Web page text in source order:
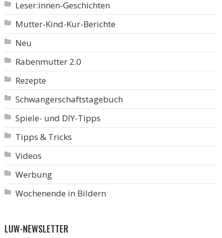
Leser:innen-Geschichten
Mutter-Kind-Kur-Berichte
Neu
Rabenmutter 2.0
Rezepte
Schwangerschaftstagebuch
Spiele- und DIY-Tipps
Tipps & Tricks
Videos
Werbung
Wochenende in Bildern
LUW-NEWSLETTER